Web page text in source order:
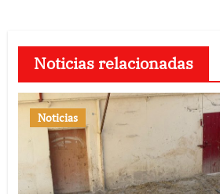
Noticias relacionadas
Noticias